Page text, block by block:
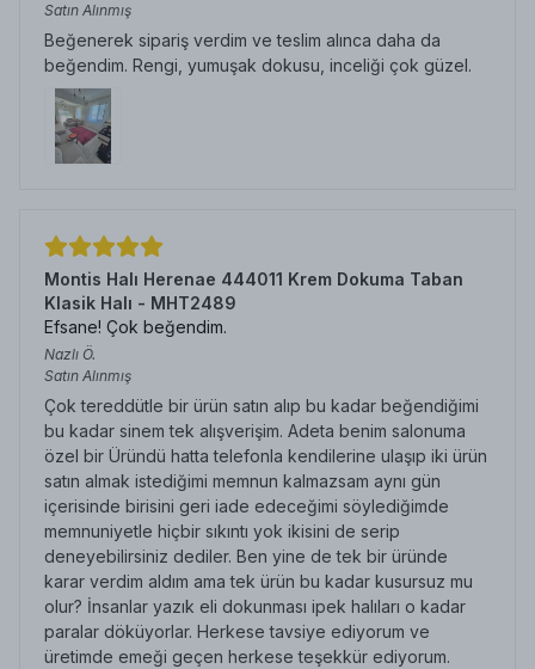
Satın Alınmış
Beğenerek sipariş verdim ve teslim alınca daha da
beğendim. Rengi, yumuşak dokusu, inceliği çok güzel.
Montis Halı Herenae 444011 Krem Dokuma Taban
Klasik Halı - MHT2489
Efsane! Çok beğendim.
Nazlı Ö.
Satın Alınmış
Çok tereddütle bir ürün satın alıp bu kadar beğendiğimi
bu kadar sinem tek alışverişim. Adeta benim salonuma
özel bir Üründü hatta telefonla kendilerine ulaşıp iki ürün
satın almak istediğimi memnun kalmazsam aynı gün
içerisinde birisini geri iade edeceğimi söylediğimde
memnuniyetle hiçbir sıkıntı yok ikisini de serip
deneyebilirsiniz dediler. Ben yine de tek bir üründe
karar verdim aldım ama tek ürün bu kadar kusursuz mu
olur? İnsanlar yazık eli dokunması ipek halıları o kadar
paralar döküyorlar. Herkese tavsiye ediyorum ve
üretimde emeği geçen herkese teşekkür ediyorum.